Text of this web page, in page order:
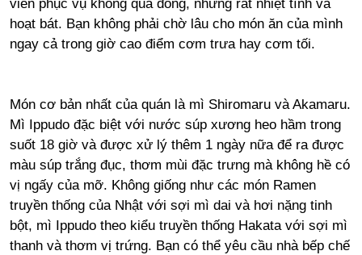
viên phục vụ không quá đông, nhưng rất nhiệt tình và
hoạt bát. Bạn không phải chờ lâu cho món ăn của mình
ngay cả trong giờ cao điểm cơm trưa hay cơm tối.
Món cơ bản nhất của quán là mì Shiromaru và Akamaru.
Mì Ippudo đặc biệt với nước súp xương heo hầm trong
suốt 18 giờ và được xử lý thêm 1 ngày nữa để ra được
màu súp trắng đục, thơm mùi đặc trưng mà không hề có
vị ngấy của mỡ. Không giống như các món Ramen
truyền thống của Nhật với sợi mì dai và hơi nặng tinh
bột, mì Ippudo theo kiểu truyền thống Hakata với sợi mì
thanh và thơm vị trứng. Bạn có thể yêu cầu nhà bếp chế